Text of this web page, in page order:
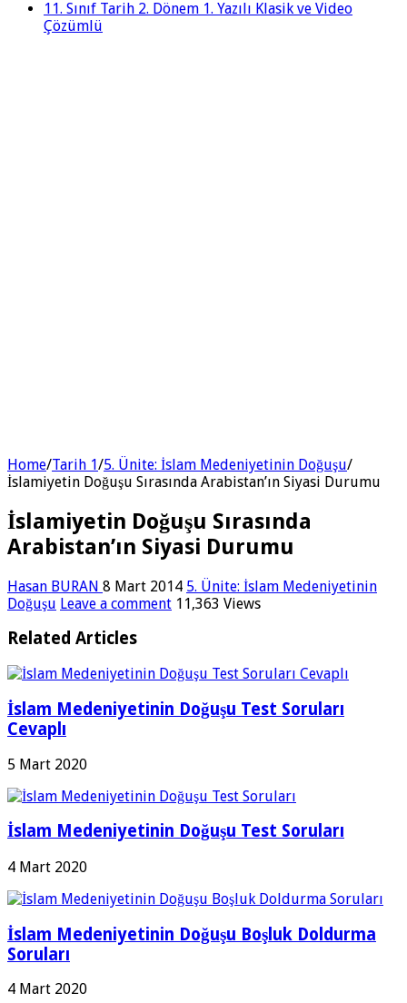
11. Sınıf Tarih 2. Dönem 1. Yazılı Klasik ve Video
Çözümlü
Home/Tarih 1/5. Ünite: İslam Medeniyetinin Doğuşu/
İslamiyetin Doğuşu Sırasında Arabistan’ın Siyasi Durumu
İslamiyetin Doğuşu Sırasında
Arabistan’ın Siyasi Durumu
Hasan BURAN 8 Mart 2014 5. Ünite: İslam Medeniyetinin
Doğuşu Leave a comment 11,363 Views
Related Articles
İslam Medeniyetinin Doğuşu Test Soruları
Cevaplı
5 Mart 2020
İslam Medeniyetinin Doğuşu Test Soruları
4 Mart 2020
İslam Medeniyetinin Doğuşu Boşluk Doldurma
Soruları
4 Mart 2020